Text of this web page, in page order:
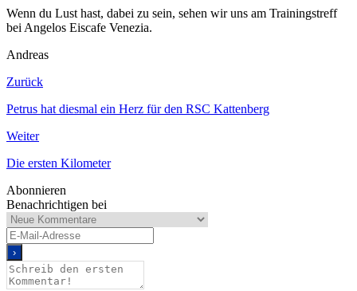
Wenn du Lust hast, dabei zu sein, sehen wir uns am Trainingstreff
bei Angelos Eiscafe Venezia.
Andreas
Zurück
Petrus hat diesmal ein Herz für den RSC Kattenberg
Weiter
Die ersten Kilometer
Abonnieren
Benachrichtigen bei